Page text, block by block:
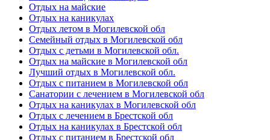
Отдых на майские
Отдых на каникулах
Отдых летом в Могилевской обл
Семейный отдых в Могилевской обл
Отдых с детьми в Могилевской обл.
Отдых на майские в Могилевской обл
Лучший отдых в Могилевской обл.
Отдых с питанием в Могилевской обл
Санатории с лечением в Могилевской обл
Отдых на каникулах в Могилевской обл
Отдых с лечением в Брестской обл
Отдых на каникулах в Брестской обл
Отдых с питанием в Брестской обл